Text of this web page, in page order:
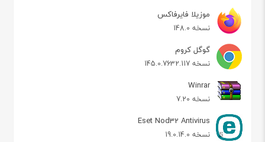
موزیلا فایرفاکس
نسخه 148.0
گوگل کروم
نسخه 145.0.7632.117
Winrar
نسخه 7.20
Eset Nod32 Antivirus
نسخه 19.0.14.0